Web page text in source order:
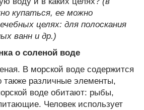
купаться, ее можно
целях: для полоскания
ванн и др.)
о соленой воде
В морской воде содержится
также различные элементы,
воде обитают: рыбы,
Человек использует